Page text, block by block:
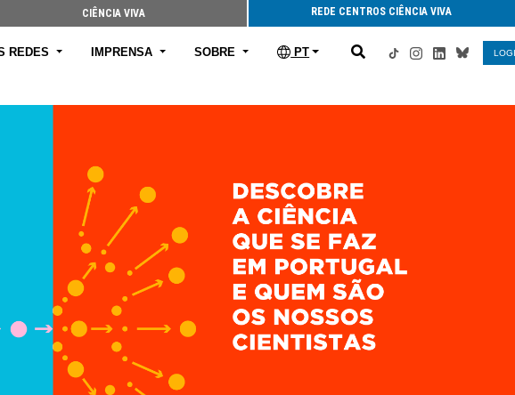
CIÊNCIA VIVA REDE CENTROS CIÊNCIA VIVA
REDES IMPRENSA SOBRE PT